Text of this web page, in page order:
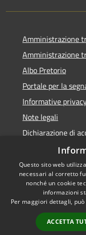
Amministrazione
Amministrazione
Albo Pretorio
Portale per la
Informative
Note legali
Dichiarazione di
Segnalazioni di
RSS
Accessibilità
Questo sito web
necessari al corretto
nonché un cookie
informazioni
Per maggiori dettagli,
ACCETTA